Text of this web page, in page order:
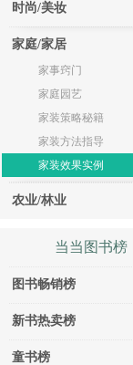
时尚/美妆
家庭/家居
家事窍门
家庭园艺
家装策略秘籍
家装方法指导
家装效果实例
农业/林业
当当图书榜
图书畅销榜
新书热卖榜
童书榜